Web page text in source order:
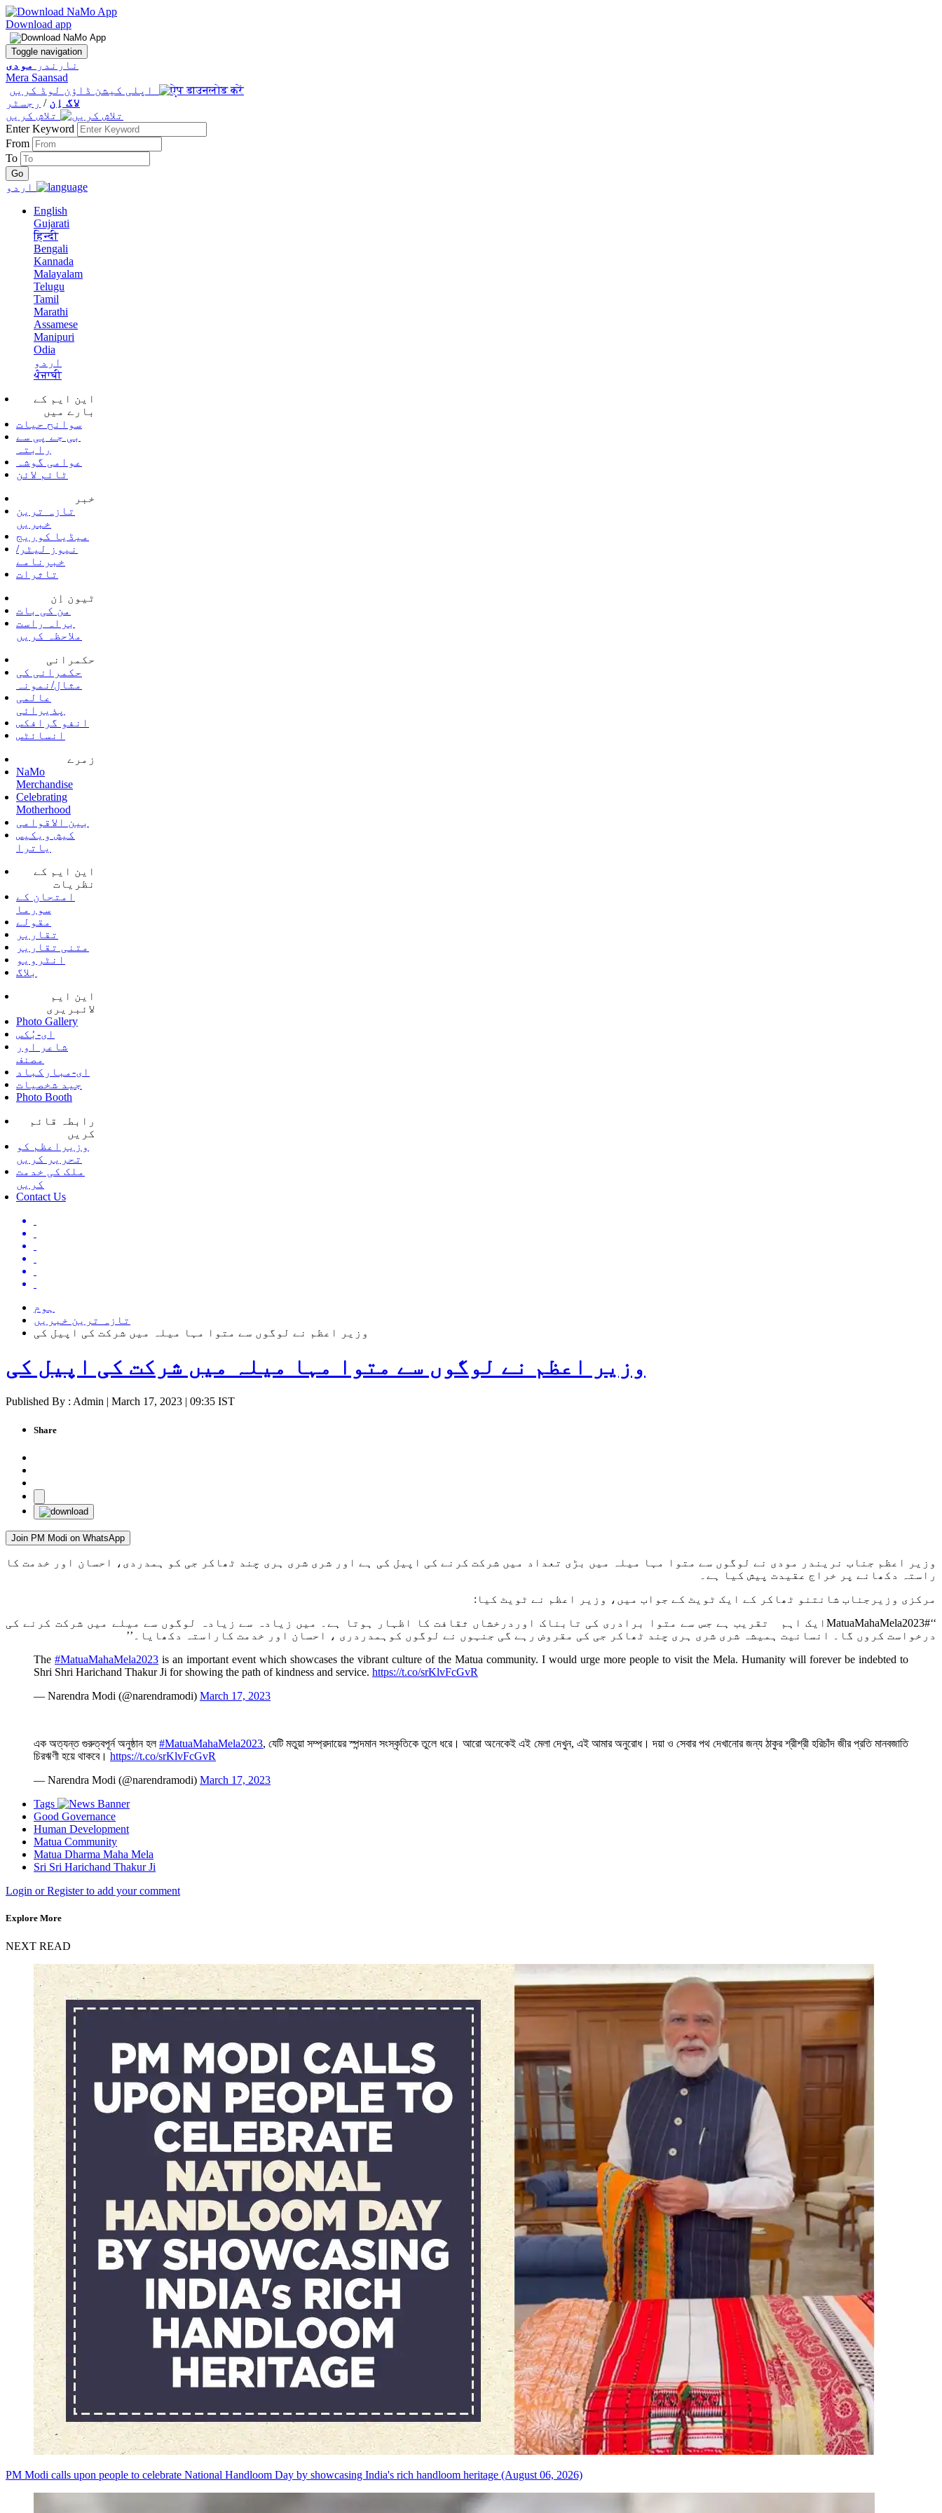
Download app
Toggle navigation
نارندر
مودی
Mera Saansad
اپلی کیشن ڈاؤن لوڈ کریں
لاگ اِن / رجسٹر
Enter Keyword
From
To
English
Gujarati
हिन्दी
Bengali
Kannada
Malayalam
Telugu
Tamil
Marathi
Assamese
Manipuri
Odia
اردو
ਪੰਜਾਬੀ
این ایم کے
بارے میں
سوانح حیات
بی جے پی سے
رابتہ
عوامی گوشہ
ٹائم لائن
خبر
تازہ ترین
خبریں
میڈیا کوریج
نیوز لیٹر/
خبرنامے
تاثرات
ٹیون اِن
من کی بات
براہ راست
ملاحظہ کریں
حکمرانی
حکمرانی کی
مثال/نمونہ
عالمی
پذیرائی
انفو گرافکس
انسائٹس
زمرے
NaMo
Merchandise
Celebrating
Motherhood
بین الاقوامی
کیش ویکیس
یاترا
این ایم کے
نظریات
امتحان کے
سورما
مقولے
تقاریر
متنی تقاریر
انٹرویو
بلاگ
این ایم
لائبریری
Photo Gallery
ای-بُکس
شاعر اور
مصنف
ای-مبارکباد
جید شخصیات
Photo Booth
رابطہ قائم
کریں
وزیراعظم کو
تحریر کریں
ملک کی خدمت
کریں
Contact Us
ہوم
تازہ ترین خبریں
وزیر اعظم نے لوگوں سے متوا مہا میلہ میں شرکت کی اپیل کی
وزیر اعظم نے لوگوں سے متوا مہا میلہ میں شرکت کی اپیل کی
Published By : Admin | March 17, 2023 | 09:35 IST
Share
Join PM Modi on WhatsApp
وزیر اعظم جناب نریندر مودی نے لوگوں سے متوا مہا میلہ میں بڑی تعداد میں شرکت کرنے کی اپیل کی ہے اور شری شری ہری چند ٹھاکر جی کو ہمدردی، احسان اور خدمت کا
راستہ دکھانے پر خراج عقیدت پیش کیا ہے۔
مرکزی وزیرجناب شانتنو ٹھاکر کے ایک ٹویٹ کے جواب میں، وزیر اعظم نے ٹویٹ کیا:
‘‘#MatuaMahaMela2023ایک اہم تقریب ہے جس سے متوا برادری کی تابناک اوردرخشاں ثقافت کا اظہار ہوتا ہے۔ میں زیادہ سے زیادہ لوگوں سے میلے میں شرکت کرنے کی
درخواست کروں گا۔ انسانیت ہمیشہ شری شری ہری چند ٹھاکر جی کی مقروض رہے گی جنہوں نے لوگوں کوہمدردری ، احسان اور خدمت کاراستہ دکھایا۔’’
The #MatuaMahaMela2023 is an important event which showcases the vibrant culture of the Matua community. I would urge more people to visit the Mela. Humanity will forever be indebted to
Shri Shri Harichand Thakur Ji for showing the path of kindness and service. https://t.co/srKlvFcGvR
— Narendra Modi (@narendramodi) March 17, 2023
এক অত্যন্ত গুরুত্বপূর্ন অনুষ্ঠান হল#MatuaMahaMela2023, যেটি মতুয়া সম্প্রদায়ের স্পন্দমান সংস্কৃতিকে তুলে ধরে। আরো অনেকেই এই মেলা দেখুন, এই আমার অনুরোধ। দয়া ও সেবার পথ দেখানোর জন্য ঠাকুর শ্রীশ্রী হরিচাঁদ জীর প্রতি মানবজাতি
চিরঋণী হয়ে থাকবে। https://t.co/srKlvFcGvR
— Narendra Modi (@narendramodi) March 17, 2023
Tags
Good Governance
Human Development
Matua Community
Matua Dharma Maha Mela
Sri Sri Harichand Thakur Ji
Login or Register to add your comment
Explore More
NEXT READ
PM Modi calls upon people to celebrate National Handloom Day by showcasing India's rich handloom heritage (August 06, 2026)